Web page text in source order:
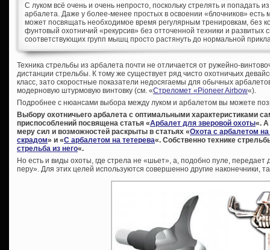
С луком всё очень и очень непросто, поскольку стрелять и попадать
арбалета. Даже у более-менее простых в освоении «блочников» есть
может посвящать необходимое время регулярным тренировкам, без
фунтовый охотничий «рекурсив» без отточенной техники и
соответствующих групп мышц просто растянуть до нормальной
Техника стрельбы из арбалета почти не отличается от ружейно-
дистанции стрельбы. К тому же существует ряд чисто охотничьих
класс, зато скоростные показатели недосягаемы для обычных
модерновую штурмовую винтовку (см. «Стреломет «Pioneer Airbow«).
Подробнее с нюансами выбора между луком и арбалетом вы можете
Выбору охотничьего арбалета с оптимальными характеристиками
приспособлений посвящена статья «Арбалет для зверовой охоты«. А
меру сил и возможностей раскрыты в статьях «Охота с арбалетом на
скрадом» и «С арбалетом на тетерева«. Собственно технике
стрельба из него«.
Но есть и виды охоты, где стрела не «шьет», а, подобно пуле,
перу». Для этих целей используются совершенно другие наконечники,